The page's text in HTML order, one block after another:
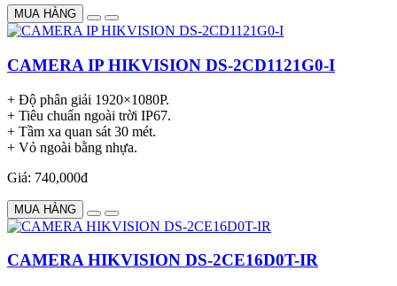
MUA HÀNG
CAMERA IP HIKVISION DS-2CD1121G0-I
+ Độ phân giải 1920×1080P.
+ Tiêu chuẩn ngoài trời IP67.
+ Tầm xa quan sát 30 mét.
+ Vỏ ngoài bằng nhựa.
Giá: 740,000đ
MUA HÀNG
CAMERA HIKVISION DS-2CE16D0T-IR